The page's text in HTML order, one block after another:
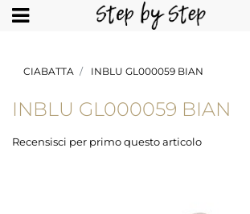
Open
CIABATTA INBLU GL000059 BIAN
INBLU GL000059 BIAN
Recensisci per primo questo articolo